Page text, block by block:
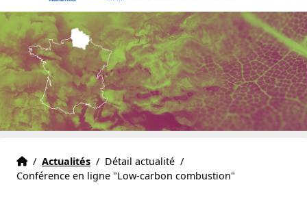
Accueil
Accueil
/ Actualités / Détail actualité /
Conférence en ligne "Low-carbon combustion"